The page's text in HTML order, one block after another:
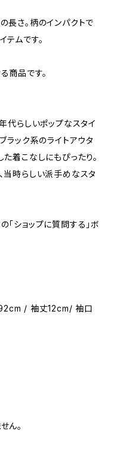
長さ。柄のインパクトで
ムです。
商品です。
代らしいポップなスタイ
ラック系のライトアウタ
着こなしにもぴったり。
当時らしい派手めなスタ
ショップに質問する」ボ
/ 袖丈12cm/ 袖口
ん。